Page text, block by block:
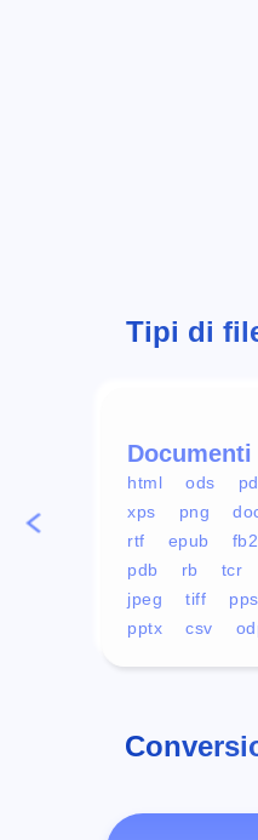
Tipi di
Documenti
html ods
xps
png
rtf
epub fb2
pdb
rb tcr
jpeg
tiff pps
pptx
csv